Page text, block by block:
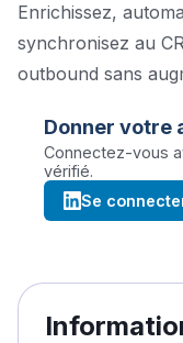
Enrichissez,
synchronisez au
outbound sans
Donner votre
Connectez-vous
vérifié.
Se